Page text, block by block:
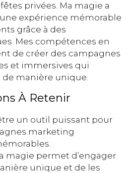
privées. Ma magie a
expérience mémorable
grâce à des
Mes compétences en
de créer des campagnes
et immersives qui
manière unique.
À Retenir
un outil puissant pour
marketing
magie permet d’engager
unique et de les